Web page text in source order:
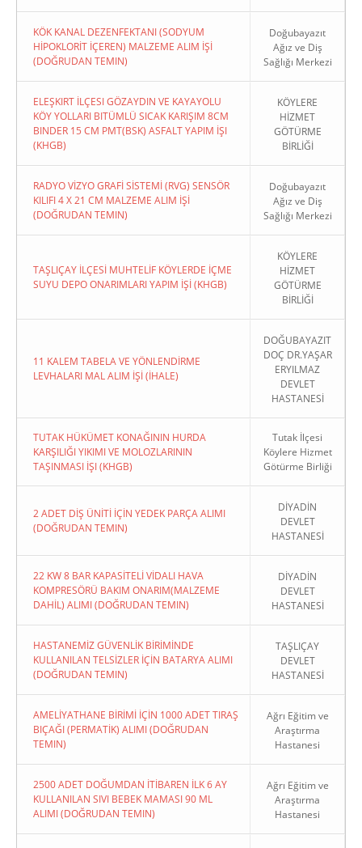
KÖK KANAL DEZENFEKTANI (SODYUM
HİPOKLORİT İÇEREN) MALZEME ALIM İŞİ
(DOĞRUDAN TEMIN)
Doğubayazıt
Ağız ve Diş
Sağlığı Merkezi
ELEŞKIRT İLÇESI GÖZAYDIN VE KAYAYOLU
KÖY YOLLARI BITÜMLÜ SICAK KARIŞIM 8CM
BINDER 15 CM PMT(BSK) ASFALT YAPIM İŞI
(KHGB)
KÖYLERE
HİZMET
GÖTÜRME
BİRLİĞİ
RADYO VİZYO GRAFİ SİSTEMİ (RVG) SENSÖR
KILIFI 4 X 21 CM MALZEME ALIM İŞİ
(DOĞRUDAN TEMIN)
Doğubayazıt
Ağız ve Diş
Sağlığı Merkezi
TAŞLIÇAY İLÇESİ MUHTELİF KÖYLERDE İÇME
SUYU DEPO ONARIMLARI YAPIM İŞİ (KHGB)
KÖYLERE
HİZMET
GÖTÜRME
BİRLİĞİ
11 KALEM TABELA VE YÖNLENDİRME
LEVHALARI MAL ALIM İŞİ (İHALE)
DOĞUBAYAZIT
DOÇ DR.YAŞAR
ERYILMAZ
DEVLET
HASTANESİ
TUTAK HÜKÜMET KONAĞININ HURDA
KARŞILIĞI YIKIMI VE MOLOZLARININ
TAŞINMASI İŞI (KHGB)
Tutak İlçesi
Köylere Hizmet
Götürme Birliği
2 ADET DİŞ ÜNİTİ İÇİN YEDEK PARÇA ALIMI
(DOĞRUDAN TEMIN)
DİYADİN
DEVLET
HASTANESİ
22 KW 8 BAR KAPASİTELİ VİDALI HAVA
KOMPRESÖRÜ BAKIM ONARIM(MALZEME
DAHİL) ALIMI (DOĞRUDAN TEMIN)
DİYADİN
DEVLET
HASTANESİ
HASTANEMİZ GÜVENLİK BİRİMİNDE
KULLANILAN TELSİZLER İÇİN BATARYA ALIMI
(DOĞRUDAN TEMIN)
TAŞLIÇAY
DEVLET
HASTANESİ
AMELİYATHANE BİRİMİ İÇİN 1000 ADET TIRAŞ
BIÇAĞI (PERMATİK) ALIMI (DOĞRUDAN
TEMIN)
Ağrı Eğitim ve
Araştırma
Hastanesi
2500 ADET DOĞUMDAN İTİBAREN İLK 6 AY
KULLANILAN SIVI BEBEK MAMASI 90 ML
ALIMI (DOĞRUDAN TEMIN)
Ağrı Eğitim ve
Araştırma
Hastanesi